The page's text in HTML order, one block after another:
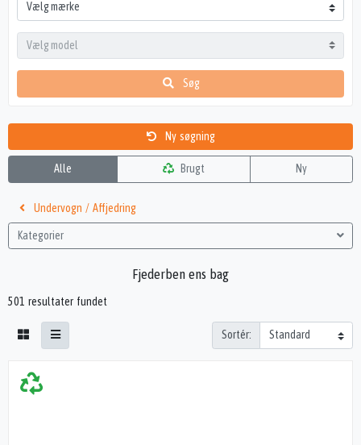
Søg
Ny søgning
Alle Brugt Ny
Undervogn / Affjedring
Kategorier
Fjederben ens bag
501 resultater fundet
Sortér: